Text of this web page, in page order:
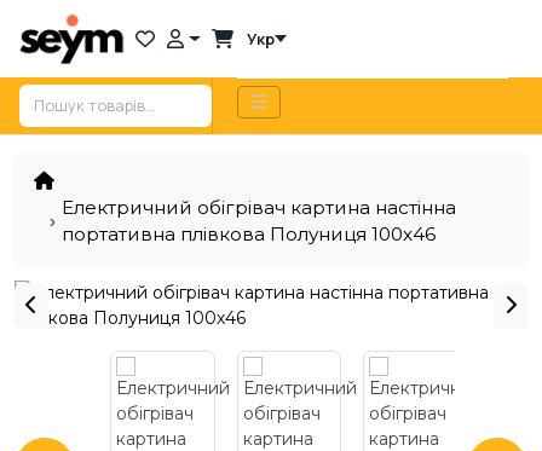
Укр
Електричний обігрівач картина настінна
портативна плівкова Полуниця 100х46